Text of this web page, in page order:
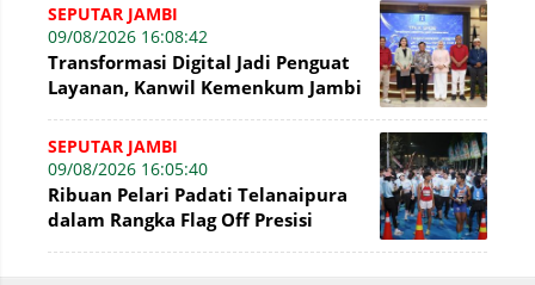
SEPUTAR JAMBI
09/08/2026 16:08:42
Transformasi Digital Jadi Penguat
Layanan, Kanwil Kemenkum Jambi
SEPUTAR JAMBI
09/08/2026 16:05:40
Ribuan Pelari Padati Telanaipura
dalam Rangka Flag Off Presisi